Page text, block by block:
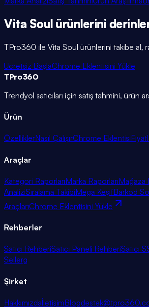
Vita Soul ürünlerini
TPro360 ile Vita Soul ürünlerini takibe al,
Ücretsiz BaşlaChrome Eklentisini Yükle
TPro360
Trendyol satıcıları için satış tahmini, ürün
Ürün
ÖzelliklerNasıl ÇalışırChrome Eklentisi
Araçlar
Kategori RaporlarıMarka RaporlarıMağaza
AnaliziSıralama TakibiMega KeşifBarkod
AraçlarıChrome Eklentisini Yükle
Rehberler
Satıcı RehberiSatıcı Paneli RehberiSatıcı
Sellerg
Şirket
HakkımızdaİletişimBlog